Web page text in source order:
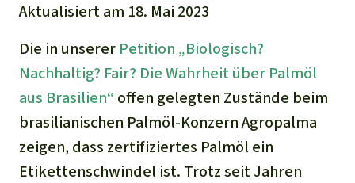
Gold
Fleisch und Soja
Landraub
Ältere Ausgaben
Stiftung
Kontakt
Transparenz
Freianzeigen
Português
Indonesia
Waldschutz
Schutz von Indigenen
Spenden für eine Region
Südostasien
Afrika
Lateinamerika
Aktualisiert am 18. Mai 2023
Die in unserer Petition „Biologisch?
Nachhaltig? Fair? Die Wahrheit über Palmöl
aus Brasilien“ offen gelegten Zustände beim
brasilianischen Palmöl-Konzern Agropalma
zeigen, dass zertifiziertes Palmöl ein
Etikettenschwindel ist. Trotz seit Jahren